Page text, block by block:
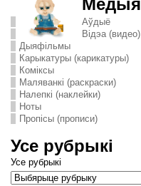
Медыя
Аўдыё
Відэа (видео)
Дыяфільмы
Карыкатуры (карикатуры)
Комiксы
Маляванкі (раскраски)
Налепкі (наклейки)
Ноты
Пропісы (прописи)
Усе рубрыкі
Усе рубрыкі